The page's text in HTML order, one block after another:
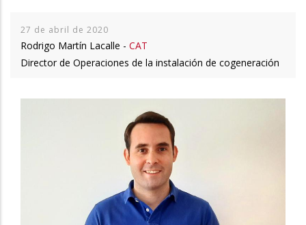
27 de abril de 2020
Rodrigo Martín Lacalle - CAT
Director de Operaciones de la instalación de cogeneración